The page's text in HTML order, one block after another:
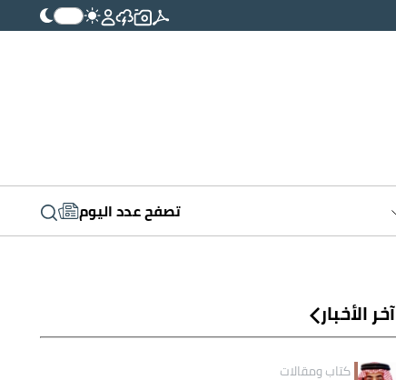
تصفح عدد اليوم
آخر الأخبار
كتاب ومقالات